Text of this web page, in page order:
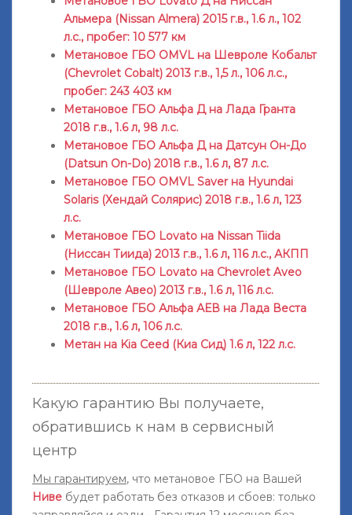
Альмера (Nissan Almera) 2015 г.в., 1.6 л., 102
л.с., пробег: 10 577 км
Метановое ГБО OMVL на Шевроле Кобальт
(Chevrolet Cobalt) 2013 г.в., 1,5 л., 106 л.с.,
пробег: 243 403 км
Метановое ГБО Альфа Д на Лада Гранта
2018 г.в., 1.6 л, 98 л.с.
Метановое ГБО Альфа Д на Датсун Он-До
(Datsun On-Do) 2018 г.в., 1.6 л, 87 л.с.
Метановое ГБО OMVL Saver на Hyundai
Solaris (Хендай Солярис) 2018 г.в., 1.6 л, 123
л.с.
Метановое ГБО Lovato на Nissan Tiida
(Ниссан Тиида) 2013 г.в., 1.6 л, 116 л.с., АКПП
Метановое ГБО Lovato на Chevrolet Aveo
(Шевроле Авео) 2013 г.в., 1.6 л, 116 л.с.
Метановое ГБО Альфа АЕВ на Лада Веста
2018 г.в., 1.6 л, 106 л.с.
Метан на Kia Ceed (Киа Сид) 1.6 л, 122 л.с.
Какую гарантию Вы получаете,
обратившись к нам в сервисный
центр
Мы гарантируем, что метановое ГБО на Вашей
Ниве будет работать без отказов и сбоев: только